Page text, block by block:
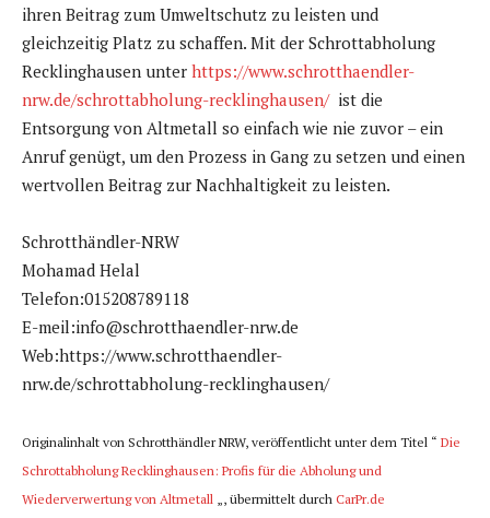
ihren Beitrag zum Umweltschutz zu leisten und
gleichzeitig Platz zu schaffen. Mit der Schrottabholung
Recklinghausen unter https://www.schrotthaendler-
nrw.de/schrottabholung-recklinghausen/ist die
Entsorgung von Altmetall so einfach wie nie zuvor – ein
Anruf genügt, um den Prozess in Gang zu setzen und einen
wertvollen Beitrag zur Nachhaltigkeit zu leisten.
Schrotthändler-NRW
Mohamad Helal
Telefon:015208789118
E-meil:info@schrotthaendler-nrw.de
Web:https://www.schrotthaendler-
nrw.de/schrottabholung-recklinghausen/
Originalinhalt von Schrotthändler NRW, veröffentlicht unter dem Titel “ Die
Schrottabholung Recklinghausen: Profis für die Abholung und
Wiederverwertung von Altmetall „, übermittelt durch CarPr.de